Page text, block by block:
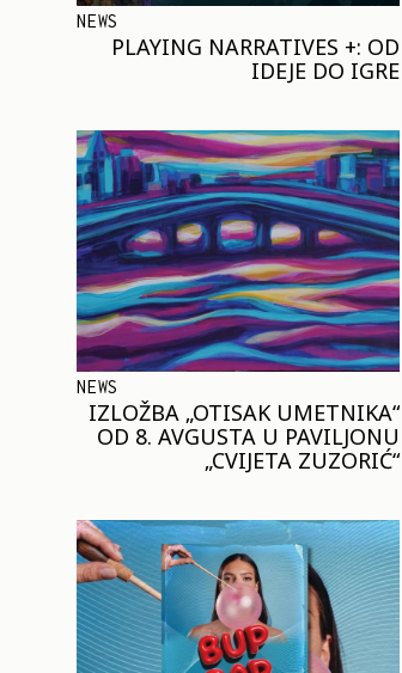
NEWS
PLAYING NARRATIVES +: OD
IDEJE DO IGRE
NEWS
IZLOŽBA „OTISAK UMETNIKA“
OD 8. AVGUSTA U PAVILJONU
„CVIJETA ZUZORIĆ“